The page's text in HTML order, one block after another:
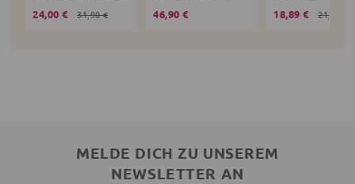
24,00 € 31,90 € 46,90 € 18,89 € 21,90 €
MELDE DICH ZU UNSEREM
NEWSLETTER AN